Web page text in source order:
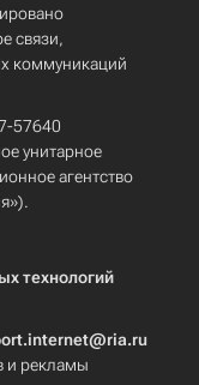
связи,
коммуникаций
57640
унитарное
агентство
технологий
и рекламы